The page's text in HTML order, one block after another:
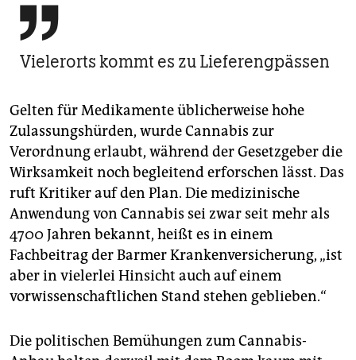

Vielerorts kommt es zu Lieferengpässen
Gelten für Medikamente üblicherweise hohe
Zulassungshürden, wurde Cannabis zur
Verordnung erlaubt, während der Gesetzgeber die
Wirksamkeit noch begleitend erforschen lässt. Das
ruft Kritiker auf den Plan. Die medizinische
Anwendung von Cannabis sei zwar seit mehr als
4700 Jahren bekannt, heißt es in einem
Fachbeitrag der Barmer Krankenversicherung, „ist
aber in vielerlei Hinsicht auch auf einem
vorwissenschaftlichen Stand stehen geblieben.“
Die politischen Bemühungen zum Cannabis-